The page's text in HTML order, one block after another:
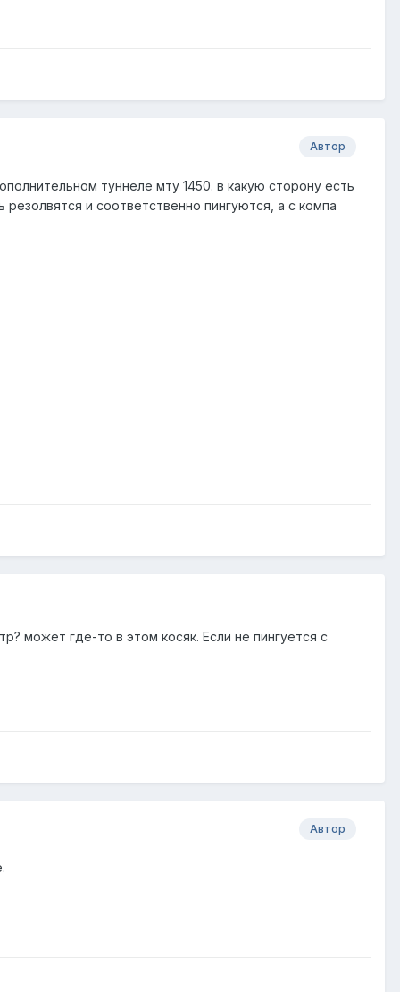
Автор
туннеле мту 1450. в какую сторону есть
и соответственно пингуются, а с компа
может где-то в этом косяк. Если не пингуется с
Автор